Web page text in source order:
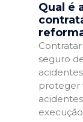
Qual é
seguro
proteger